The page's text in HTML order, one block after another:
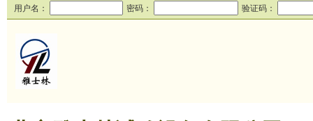
用户名： 密码： 验证码：